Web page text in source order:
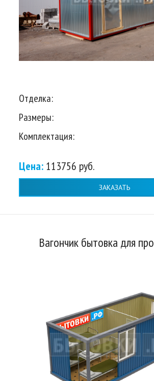
Отделка:
Размеры:
Комплектация:
Цена: 113756 руб.
ЗАКАЗАТЬ
Вагончик бытовка для